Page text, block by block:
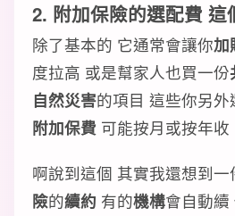
2. 附加保險的選配費 這
除了基本的 它通常會讓你加
度拉高 或是幫家人也買一份
自然災害的項目 這些你另
附加保費 可能按月或按年收
啊說到這個 其實我還想到
險的續約 有的機構會自動